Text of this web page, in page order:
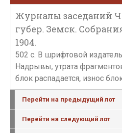
Журналы заседаний
губер. Земск.
1904.
502 с. В шрифтовой
Надрывы, утрата
блок распадается, износ
Перейти на предыдущий лот
Перейти на следующий лот